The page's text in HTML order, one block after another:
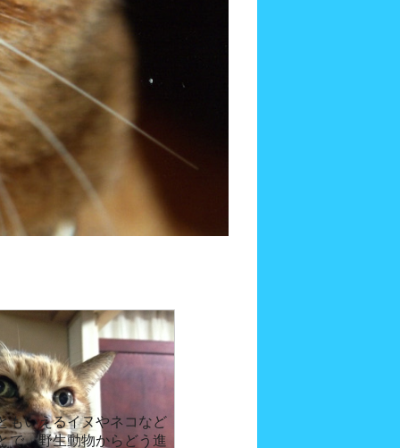
もいえるイヌやネコなど
で、野生動物からどう進